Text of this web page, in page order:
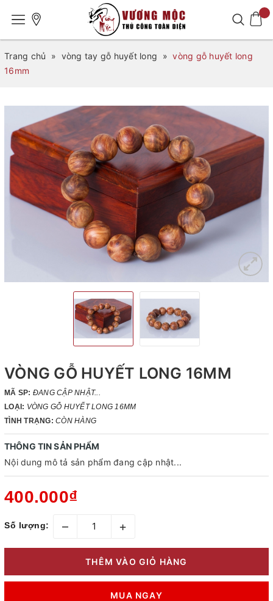
Trang chủ » vòng tay gỗ huyết long » vòng gỗ huyết long
16mm
VÒNG GỖ HUYẾT LONG 16MM
MÃ SP: ĐANG CẬP NHẬT...
LOẠI: VÒNG GỖ HUYẾT LONG 16MM
TÌNH TRẠNG: CÒN HÀNG
THÔNG TIN SẢN PHẨM
Nội dung mô tả sản phẩm đang cập nhật...
400.000₫
Số lượng: – +
THÊM VÀO GIỎ HÀNG
MUA NGAY